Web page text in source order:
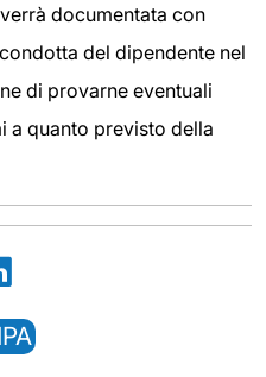
documentata con
del dipendente nel
di provarne eventuali
a quanto previsto della